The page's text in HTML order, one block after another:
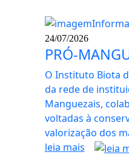
24/07/2026
PRÓ-
O Instituto Biota
da rede de
Manguezais,
voltadas à
valorização dos
leia mais